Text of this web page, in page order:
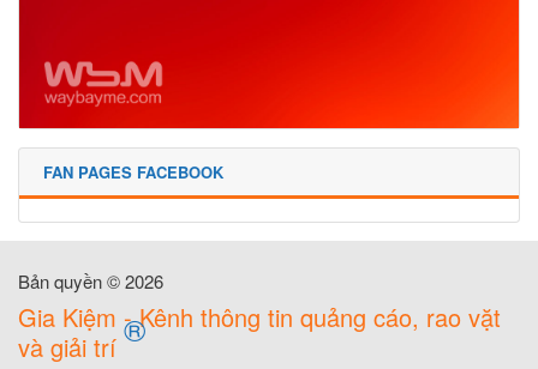
FAN PAGES FACEBOOK
Bản quyền © 2026
Gia Kiệm - Kênh thông tin quảng cáo, rao vặt
và giải trí ®